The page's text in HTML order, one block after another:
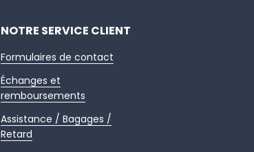
NOTRE SERVICE CLIENT
Formulaires de contact
Échanges et
remboursements
Assistance / Bagages /
Retard